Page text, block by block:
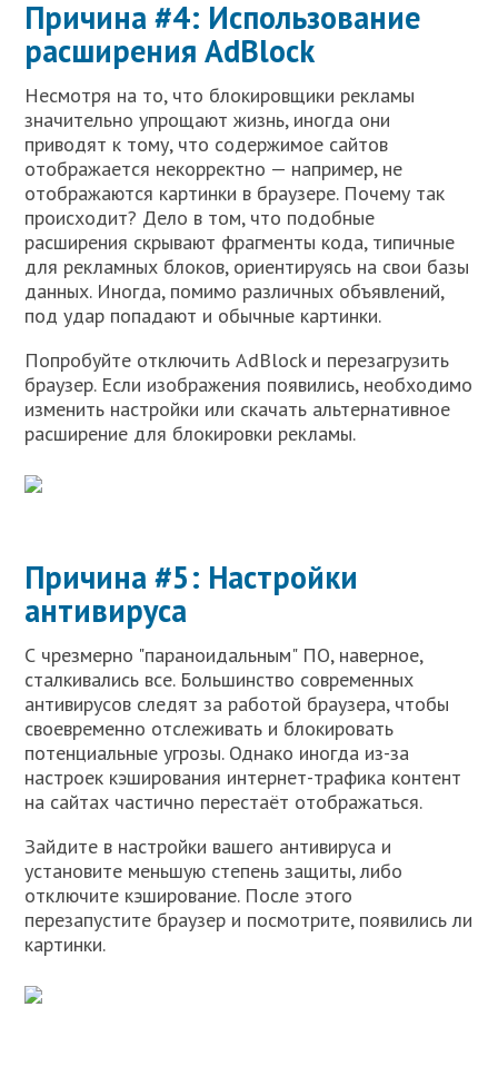
Причина #4: Использование
расширения AdBlock
Несмотря на то, что блокировщики рекламы
значительно упрощают жизнь, иногда они
приводят к тому, что содержимое сайтов
отображается некорректно — например, не
отображаются картинки в браузере. Почему так
происходит? Дело в том, что подобные
расширения скрывают фрагменты кода, типичные
для рекламных блоков, ориентируясь на свои базы
данных. Иногда, помимо различных объявлений,
под удар попадают и обычные картинки.
Попробуйте отключить AdBlock и перезагрузить
браузер. Если изображения появились, необходимо
изменить настройки или скачать альтернативное
расширение для блокировки рекламы.
Причина #5: Настройки
антивируса
С чрезмерно "параноидальным" ПО, наверное,
сталкивались все. Большинство современных
антивирусов следят за работой браузера, чтобы
своевременно отслеживать и блокировать
потенциальные угрозы. Однако иногда из-за
настроек кэширования интернет-трафика контент
на сайтах частично перестаёт отображаться.
Зайдите в настройки вашего антивируса и
установите меньшую степень защиты, либо
отключите кэширование. После этого
перезапустите браузер и посмотрите, появились ли
картинки.